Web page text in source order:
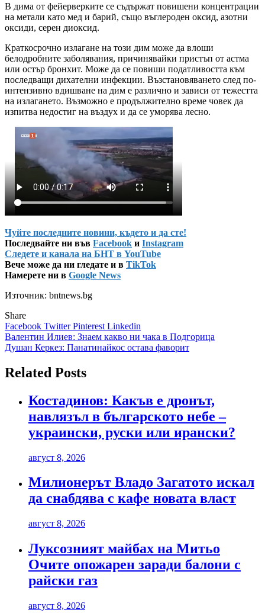
В дима от фейерверките се съдържат повишени концентрации
на метали като мед и барий, също въглероден оксид, азотни
оксиди, серен диоксид.
Краткосрочно излагане на този дим може да влоши
белодробните заболявания, причинявайки пристъп от астма
или остър бронхит. Може да се повиши податливостта към
последващи дихателни инфекции. Възстановяването след по-
интензивно вдишване на дим е различно и зависи от тежестта
на излагането. Възможно е продължително време човек да
изпитва недостиг на въздух и да се уморява лесно.
Чуйте последните новини, където и да сте!
Последвайте ни във Facebook и Instagram
Следете и канала на БНТ в YouTube
Вече може да ни гледате и в TikTok
Намерете ни в Google News
Източник: bntnews.bg
Share
Facebook TwitterPinterest Linkedin
Навигация
Валентин Илиев: Знаем какво ни чака в Подгорица
Душан Керкез: Панатинайкос остава фаворит
Related Posts
Костадинов: Какъв е дронът,
навлязъл в българското небе –
украински, руски или ирански?
август 8, 2026
Милионерът Владо Загатото искал
да снабдява с кафе новата власт
август 8, 2026
Луксозният майбах на Митьо
Очите опожарен заради балони с
райски газ
август 8, 2026